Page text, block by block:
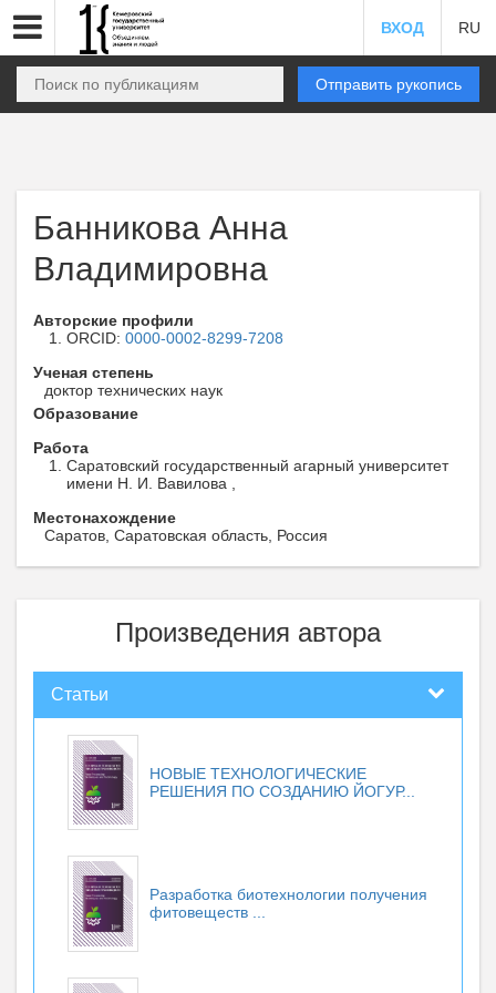
ВХОД RU
Отправить рукопись
Банникова Анна
Владимировна
Авторские профили
ORCID: 0000-0002-8299-7208
Ученая степень
доктор технических наук
Образование
Работа
Саратовский государственный агарный университет
имени Н. И. Вавилова ,
Местонахождение
Саратов, Саратовская область, Россия
Произведения автора
Статьи
НОВЫЕ ТЕХНОЛОГИЧЕСКИЕ
РЕШЕНИЯ ПО СОЗДАНИЮ ЙОГУР...
Разработка биотехнологии получения
фитовеществ ...